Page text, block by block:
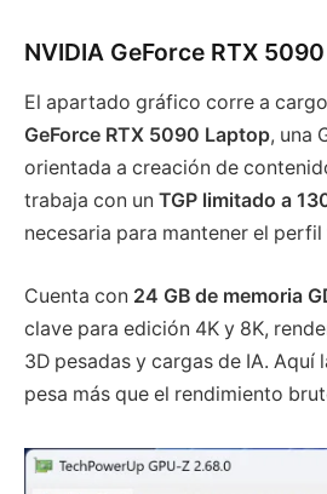
NVIDIA GeForce RTX
El apartado gráfico corre a
GeForce RTX 5090 Laptop, una
orientada a creación de
trabaja con un TGP limitado a
necesaria para mantener el
Cuenta con 24 GB de memoria
clave para edición 4K y 8K,
3D pesadas y cargas de IA. Aquí
pesa más que el rendimiento